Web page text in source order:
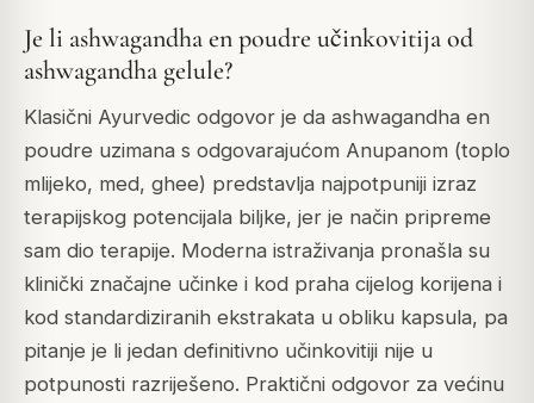
Je li ashwagandha en poudre učinkovitija od
ashwagandha gelule?
Klasični Ayurvedic odgovor je da ashwagandha en
poudre uzimana s odgovarajućom Anupanom (toplo
mlijeko, med, ghee) predstavlja najpotpuniji izraz
terapijskog potencijala biljke, jer je način pripreme
sam dio terapije. Moderna istraživanja pronašla su
klinički značajne učinke i kod praha cijelog korijena i
kod standardiziranih ekstrakata u obliku kapsula, pa
pitanje je li jedan definitivno učinkovitiji nije u
potpunosti razriješeno. Praktični odgovor za većinu